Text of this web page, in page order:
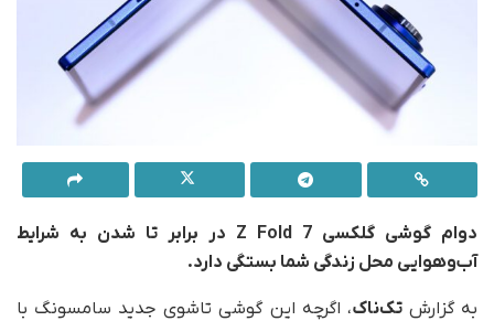
دوام گوشی گلکسی Z Fold 7 در برابر تا شدن به شرایط
آب‌وهوایی محل زندگی شما بستگی دارد.
به گزارشتک‌ناک، اگرچه این گوشی تاشوی جدید سامسونگ با